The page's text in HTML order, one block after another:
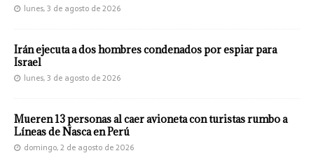
lunes, 3 de agosto de 2026
Irán ejecuta a dos hombres condenados por espiar para
Israel
lunes, 3 de agosto de 2026
Mueren 13 personas al caer avioneta con turistas rumbo a
Líneas de Nasca en Perú
domingo, 2 de agosto de 2026